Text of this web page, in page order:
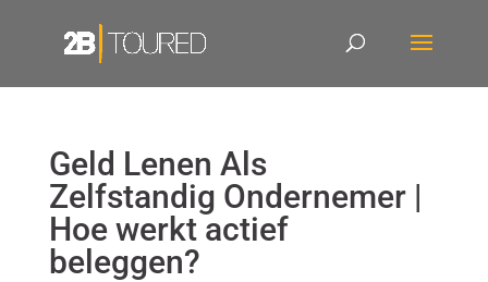
Geld Lenen Als
Zelfstandig Ondernemer |
Hoe werkt actief
beleggen?